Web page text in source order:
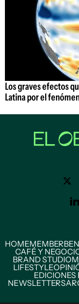
Los graves efectos
Latina por el
HOMEMEMBER
CAFÉ Y
BRAND STUDIO
LIFESTYLE
EDICIONES
NEWSLETTERS